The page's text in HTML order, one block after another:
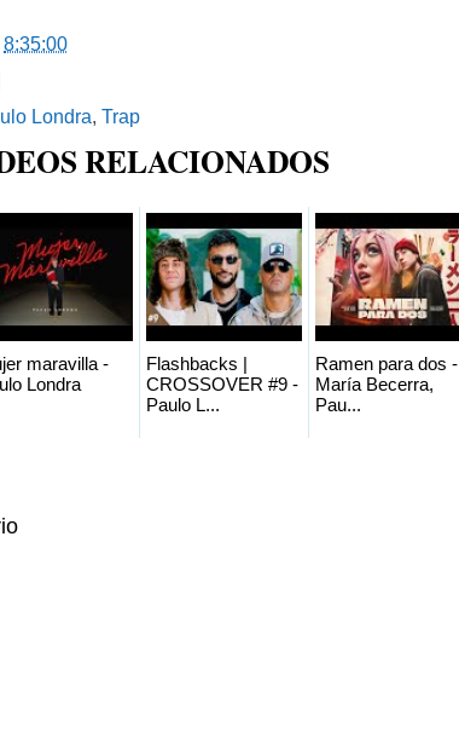
8:35:00
Londra, Trap
RELACIONADOS
maravilla -
Londra
Flashbacks |
CROSSOVER #9 -
Paulo L...
Ramen para dos -
María Becerra,
Pau...